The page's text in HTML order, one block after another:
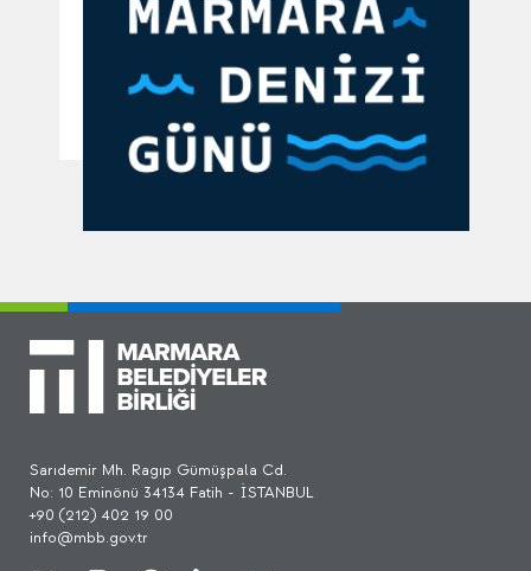
Sarıdemir Mh. Ragıp Gümüşpala Cd.
No: 10 Eminönü 34134 Fatih - İSTANBUL
+90 (212) 402 19 00
info@mbb.gov.tr